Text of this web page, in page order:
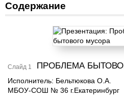
Содержание
Слайд 1 ПРОБЛЕМА
Исполнитель: Бельтюкова О.А.
МБОУ-СОШ № 36 г.Екатеринбург